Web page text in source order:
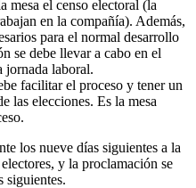
mesa el censo electoral (la
en la compañía). Además,
para el normal desarrollo
se debe llevar a cabo en el
jornada laboral.
facilitar el proceso y tener un
las elecciones. Es la mesa
los nueve días siguientes a la
y la proclamación se
siguientes.